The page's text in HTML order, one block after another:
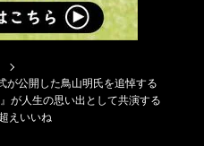
が公開した鳥山明氏を追悼する
が人生の思い出として共演する
えいいね